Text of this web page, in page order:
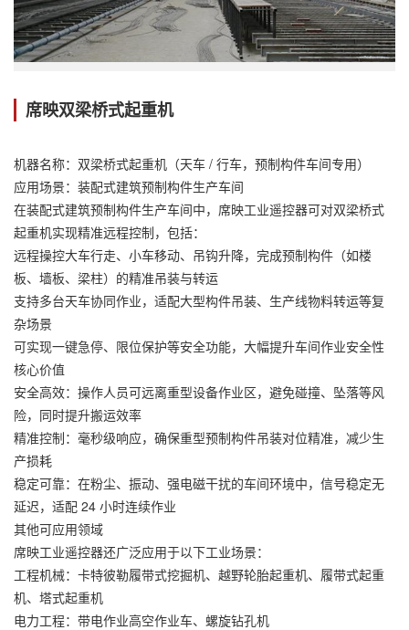
席映双梁桥式起重机
机器名称：双梁桥式起重机（天车 / 行车，预制构件车间专用）
应用场景：装配式建筑预制构件生产车间
在装配式建筑预制构件生产车间中，席映工业遥控器可对双梁桥式
起重机实现精准远程控制，包括：
远程操控大车行走、小车移动、吊钩升降，完成预制构件（如楼
板、墙板、梁柱）的精准吊装与转运
支持多台天车协同作业，适配大型构件吊装、生产线物料转运等复
杂场景
可实现一键急停、限位保护等安全功能，大幅提升车间作业安全性
核心价值
安全高效：操作人员可远离重型设备作业区，避免碰撞、坠落等风
险，同时提升搬运效率
精准控制：毫秒级响应，确保重型预制构件吊装对位精准，减少生
产损耗
稳定可靠：在粉尘、振动、强电磁干扰的车间环境中，信号稳定无
延迟，适配 24 小时连续作业
其他可应用领域
席映工业遥控器还广泛应用于以下工业场景：
工程机械：卡特彼勒履带式挖掘机、越野轮胎起重机、履带式起重
机、塔式起重机
电力工程：带电作业高空作业车、螺旋钻孔机